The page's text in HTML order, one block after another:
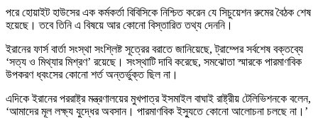
পরে হোয়াইট হাউসের এক কর্মকর্তা বিবিসিকে নিশ্চিত করেন যে সিচুয়েশন রুমের বৈঠক শেষ
হয়েছে। তবে তিনি এ বিষয়ে আর কোনো বিস্তারিত তথ্য দেননি।
ইরানের ফার্স বার্তা সংস্থা সংশ্লিষ্ট সূত্রের বরাতে জানিয়েছে, ট্রাম্পের সর্বশেষ বক্তব্যে
‘সত্য ও মিথ্যার মিশ্রণ’ রয়েছে। সংস্থাটি দাবি করেছে, সমঝোতা স্মারকে পারমাণবিক
উপকরণ ধ্বংসের কোনো শর্ত অন্তর্ভুক্ত ছিল না।
এদিকে ইরানের পররাষ্ট্র মন্ত্রণালয়ের মুখপাত্র ইসমাইল বাঘাই রাষ্ট্রীয় টেলিভিশনকে বলেন,
‘আমাদের মূল লক্ষ্য যুদ্ধের অবসান। পারমাণবিক ইস্যুতে কোনো আলোচনা চলছে না।’